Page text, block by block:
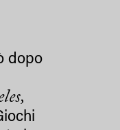
dopo